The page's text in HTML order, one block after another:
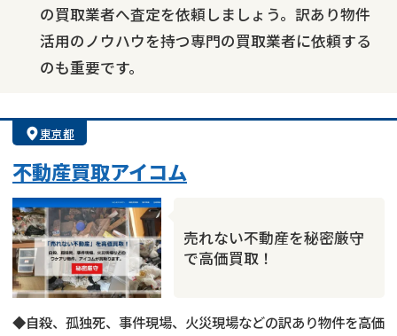
の買取業者へ査定を依頼しましょう。訳あり物件
活用のノウハウを持つ専門の買取業者に依頼する
のも重要です。
東京都
不動産買取アイコム
売れない不動産を秘密厳守
で高価買取！
◆自殺、孤独死、事件現場、火災現場などの訳あり物件を高価